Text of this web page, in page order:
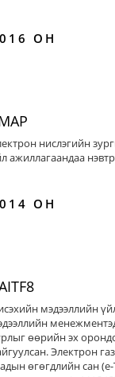
ОН
нислэгийн
ажиллагаандаа
ОН
мэдээллийн
өөрийн эх
Электрон
өгөгдлийн сан